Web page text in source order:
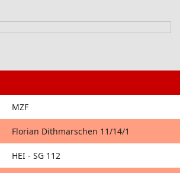
MZF
Florian Dithmarschen 11/14/1
HEI - SG 112